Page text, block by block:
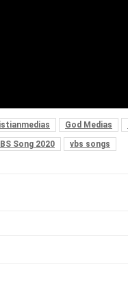
God Medias
Song 2020 vbs songs